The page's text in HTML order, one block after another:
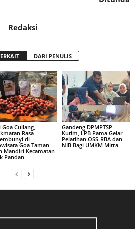
Redaksi
DARI PENULIS
Goa Cullang,
Rasa
di
Goa Taman
Mandiri Kecamatan
Pandan
Gandeng DPMPTSP
Kutim, LPB Pama Gelar
Pelatihan OSS-RBA dan
NIB Bagi UMKM Mitra